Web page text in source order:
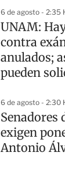
6 de agosto - 2:35
UNAM:
contra
anulados;
pueden
6 de agosto - 2:30
Senadores
exigen
Antonio